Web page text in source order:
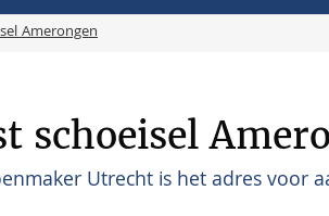
Amerongen
schoeisel
Utrecht is het adres voor